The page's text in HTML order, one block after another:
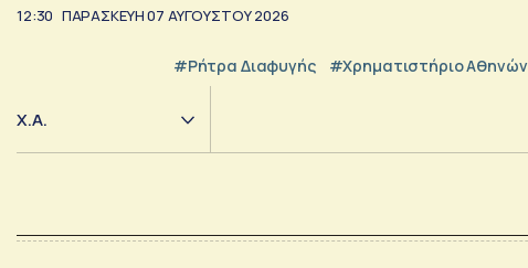
12:30 ΠΑΡΑΣΚΕΥΗ07 ΑΥΓΟΥΣΤΟΥ2026
#ρήτρα Διαφυγής #Χρηματιστήριο Αθηνών
Χ.Α.